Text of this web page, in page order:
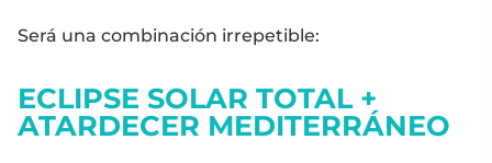
Será una combinación irrepetible:
ECLIPSE SOLAR TOTAL +
ATARDECER MEDITERRÁNEO